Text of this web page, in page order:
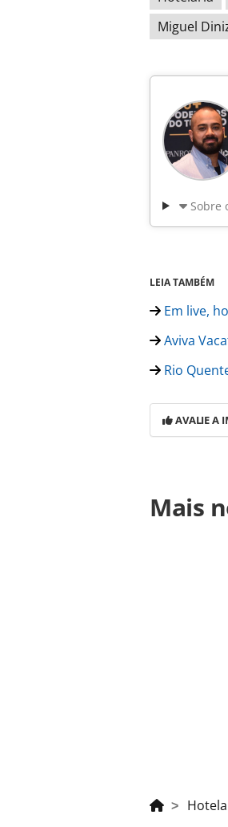
Miguel
Sobre
LEIA TAMBÉM
Em live,
Aviva
Rio
AVALIE A
https://
explica-
página. Todo
brasileira
PANROTAS
Mais